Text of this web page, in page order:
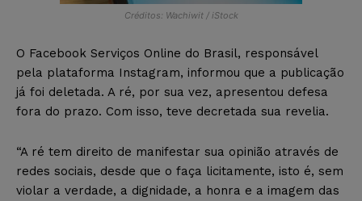
Créditos: Wachiwit / iStock
O Facebook Serviços Online do Brasil, responsável
pela plataforma Instagram, informou que a publicação
já foi deletada. A ré, por sua vez, apresentou defesa
fora do prazo. Com isso, teve decretada sua revelia.
“A ré tem direito de manifestar sua opinião através de
redes sociais, desde que o faça licitamente, isto é, sem
violar a verdade, a dignidade, a honra e a imagem das